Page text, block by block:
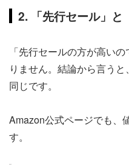
2. 「先行セール」と
「先行セールの方が高い
りません。結論から言う
同じです。
Amazon公式ページでも、
す。